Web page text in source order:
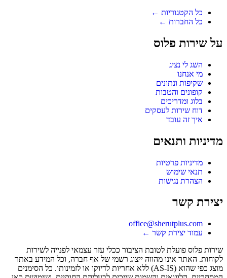
כל הקטגוריות ←
כל החברות ←
על שירות פלוס
השג לי נציג
מי אנחנו
שקיפות ונתונים
קופונים והטבות
בלוג ומדריכים
דוח שירות לעסקים
איך זה עובד
מדיניות ותנאים
מדיניות פרטיות
תנאי שימוש
הצהרת נגישות
יצירת קשר
office@sherutplus.com
עמוד יצירת קשר ←
שירות פלוס פועלת לטובת הציבור ככלי עזר עצמאי לפנייה לשירות
לקוחות. האתר אינו מהווה ייצוג רשמי של אף חברה, וכל המידע באתר
מוצג כפי שהוא (AS-IS) ללא אחריות לדיוקו או לזמינותו. כל הסימנים